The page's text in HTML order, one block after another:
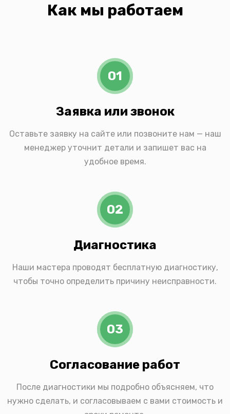
Как мы работаем
01
Заявка или звонок
Оставьте заявку на сайте или позвоните нам — наш
менеджер уточнит детали и запишет вас на
удобное время.
02
Диагностика
Наши мастера проводят бесплатную диагностику,
чтобы точно определить причину неисправности.
03
Согласование работ
После диагностики мы подробно объясняем, что
нужно сделать, и согласовываем с вами стоимость и